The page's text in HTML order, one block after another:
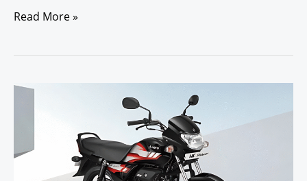
Read More »
पेट्रोल
सिर्फ